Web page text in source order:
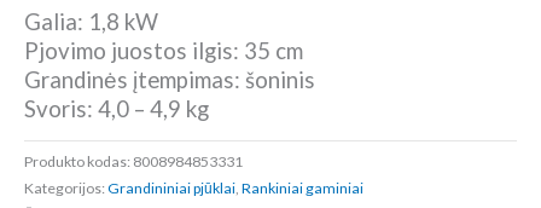
Elektrinis
grandininis
pjūklas
Stiga
CS
118c
Galia: 1,8 kW
Pjovimo juostos ilgis: 35 cm
Grandinės įtempimas: šoninis
Svoris: 4,0 – 4,9 kg
Produkto kodas: 8008984853331
Kategorijos:Grandininiai pjūklai, Rankiniai gaminiai